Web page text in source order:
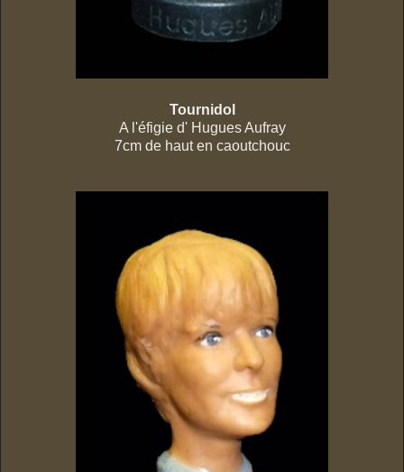
Tournidol
A l'éfigie d' Hugues Aufray
7cm de haut en caoutchouc